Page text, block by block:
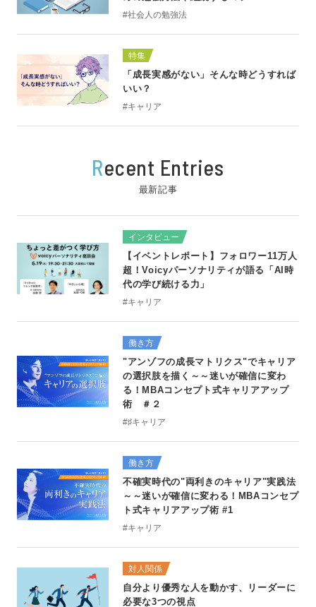
#社会人の勉強法
特集
「成長実感がない」そんな時どうすれば
いい？
#キャリア
Recent Entries
最新記事
インタビュー
【イベントレポート】フォロワー11万人
超！Voicyパーソナリティが語る「AI時
代の学び続ける力」
#キャリア
働き方
"アンゾフの成長マトリクス"でキャリア
の選択肢を描く～～迷いが確信に変わ
る！MBAコンセプト式キャリアアップ
術 ＃２
#♯キャリア
働き方
不確実時代の"両利きのキャリア"実践法
～～迷いが確信に変わる！MBAコンセプ
ト式キャリアアップ術 #1
#キャリア
対人関係
自分より優秀な人を動かす、リーダーに
必要な3つの視点